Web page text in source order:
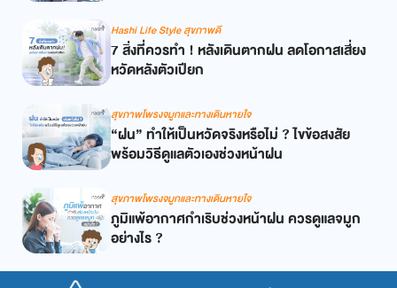
Hashi Life Style สุขภาพดี
7 สิ่งที่ควรทำ ! หลังเดินตากฝน ลดโอกาสเสี่ยง
หวัดหลังตัวเปียก
สุขภาพโพรงจมูกและทางเดินหายใจ
“ฝน” ทำให้เป็นหวัดจริงหรือไม่ ? ไขข้อสงสัย
พร้อมวิธีดูแลตัวเองช่วงหน้าฝน
สุขภาพโพรงจมูกและทางเดินหายใจ
ภูมิแพ้อากาศกำเริบช่วงหน้าฝน ควรดูแลจมูก
อย่างไร ?